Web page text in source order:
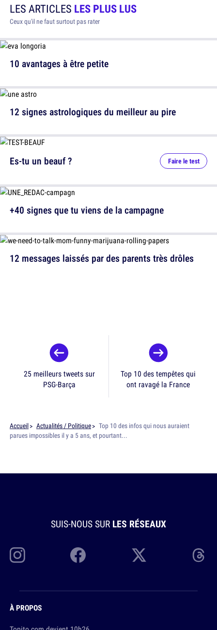
LES ARTICLES LES PLUS LUS
Ceux qu'il ne faut surtout pas rater
10 avantages à être petite
12 signes astrologiques du meilleur au pire
12 messages laissés par des parents très drôles
Es-tu un beauf ? Faire le test
+40 signes que tu viens de la campagne
25 meilleurs tweets sur
PSG-Barça
Top 10 des tempêtes qui
ont ravagé la France
Accueil Actualités / Politique
Top 10 des infos qui nous auraient
parues impossibles il y a 5 ans, et pourtant...
SUIS-NOUS SUR LES RÉSEAUX
À PROPOS